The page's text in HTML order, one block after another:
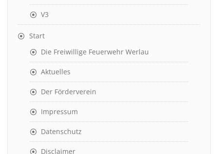
V3
Start
Die Freiwillige Feuerwehr Werlau
Aktuelles
Der Förderverein
Impressum
Datenschutz
Disclaimer